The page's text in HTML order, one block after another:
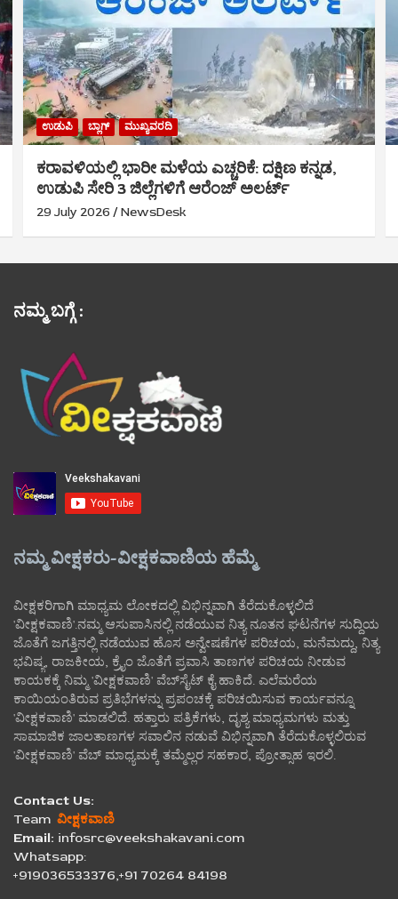
ಉಡುಪಿ ಬ್ಲಾಗ್ ಮುಖ್ಯವರದಿ
ಕರಾವಳಿಯಲ್ಲಿ ಭಾರೀ ಮಳೆಯ ಎಚ್ಚರಿಕೆ: ದಕ್ಷಿಣ ಕನ್ನಡ,
ಉಡುಪಿ ಸೇರಿ 3 ಜಿಲ್ಲೆಗಳಿಗೆ ಆರೆಂಜ್ ಅಲರ್ಟ್
29 July 2026 NewsDesk
ನಮ್ಮ ಬಗ್ಗೆ :
ನಮ್ಮ ವೀಕ್ಷಕರು-ವೀಕ್ಷಕವಾಣಿಯ ಹೆಮ್ಮೆ
ವೀಕ್ಷಕರಿಗಾಗಿ ಮಾಧ್ಯಮ ಲೋಕದಲ್ಲಿ ವಿಭಿನ್ನವಾಗಿ ತೆರೆದುಕೊಳ್ಳಲಿದೆ
'ವೀಕ್ಷಕವಾಣಿ'.ನಮ್ಮ ಆಸುಪಾಸಿನಲ್ಲಿ ನಡೆಯುವ ನಿತ್ಯ ನೂತನ ಘಟನೆಗಳ ಸುದ್ದಿಯ
ಜೊತೆಗೆ ಜಗತ್ತಿನಲ್ಲಿ ನಡೆಯುವ ಹೊಸ ಅನ್ವೇಷಣೆಗಳ ಪರಿಚಯ, ಮನೆಮದ್ದು, ನಿತ್ಯ
ಭವಿಷ್ಯ, ರಾಜಕೀಯ, ಕ್ರೈಂ ಜೊತೆಗೆ ಪ್ರವಾಸಿ ತಾಣಗಳ ಪರಿಚಯ ನೀಡುವ
ಕಾಯಕಕ್ಕೆ ನಿಮ್ಮ 'ವೀಕ್ಷಕವಾಣಿ' ವೆಬ್‌ಸೈಟ್‌ ಕೈ ಹಾಕಿದೆ. ಎಲೆಮರೆಯ
ಕಾಯಿಯಂತಿರುವ ಪ್ರತಿಭೆಗಳನ್ನು ಪ್ರಪಂಚಕ್ಕೆ ಪರಿಚಯಿಸುವ ಕಾರ್ಯವನ್ನೂ
'ವೀಕ್ಷಕವಾಣಿ' ಮಾಡಲಿದೆ. ಹತ್ತಾರು ಪತ್ರಿಕೆಗಳು, ದೃಶ್ಯ ಮಾಧ್ಯಮಗಳು ಮತ್ತು
ಸಾಮಾಜಿಕ ಜಾಲತಾಣಗಳ ಸವಾಲಿನ ನಡುವೆ ವಿಭಿನ್ನವಾಗಿ ತೆರೆದುಕೊಳ್ಳಲಿರುವ
'ವೀಕ್ಷಕವಾಣಿ' ವೆಬ್ ಮಾಧ್ಯಮಕ್ಕೆ ತಮ್ಮೆಲ್ಲರ ಸಹಕಾರ, ಪ್ರೋತ್ಸಾಹ ಇರಲಿ.
Contact Us:
Team ವೀಕ್ಷಕವಾಣಿ
Email: infosrc@veekshakavani.com
Whatsapp:
+919036533376,+91 70264 84198